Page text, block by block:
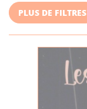
PLUS DE FILTRES